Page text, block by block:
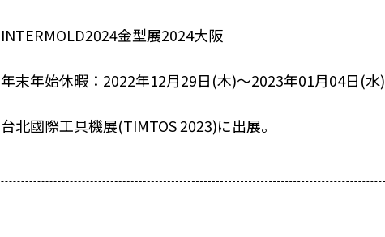
INTERMOLD2024金型展2024大阪
年末年始休暇：2022年12月29日(木)～2023年01月04日(水)
台北國際工具機展(TIMTOS 2023)に出展。